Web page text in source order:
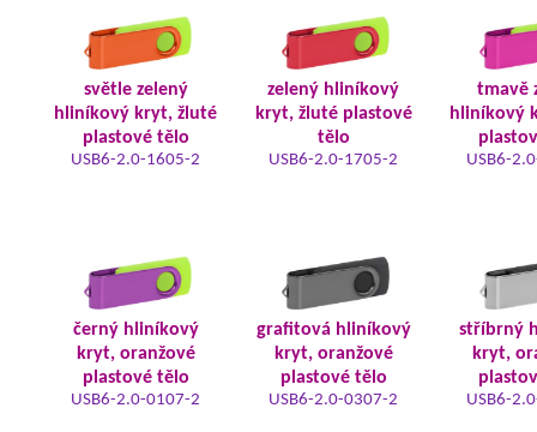
světle zelený
hliníkový kryt, žluté
plastové tělo
USB6-2.0-1605-2
zelený hliníkový
kryt, žluté plastové
tělo
USB6-2.0-1705-2
tmavě
hliníkový
USB6-
černý hliníkový
kryt, oranžové
plastové tělo
USB6-2.0-0107-2
grafitová hliníkový
kryt, oranžové
plastové tělo
USB6-2.0-0307-2
stříbrný
kryt,
USB6-